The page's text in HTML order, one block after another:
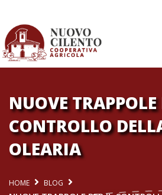
CHI SIAMO
COSA SAPPIAMO
COSA FACCIAMO
AGRICOLTURA
COSA SUCCEDE
NUOVE TRAPPOLE
CONTROLLO
OLEARIA
HOME BLOG